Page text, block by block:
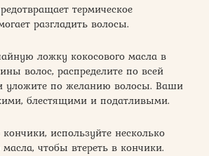
термическое
разгладить волосы.
ложку кокосового масла в
волос, распределите по всей
уложите по желанию волосы. Ваши
блестящими и податливыми.
используйте несколько
масла, чтобы втереть в кончики.